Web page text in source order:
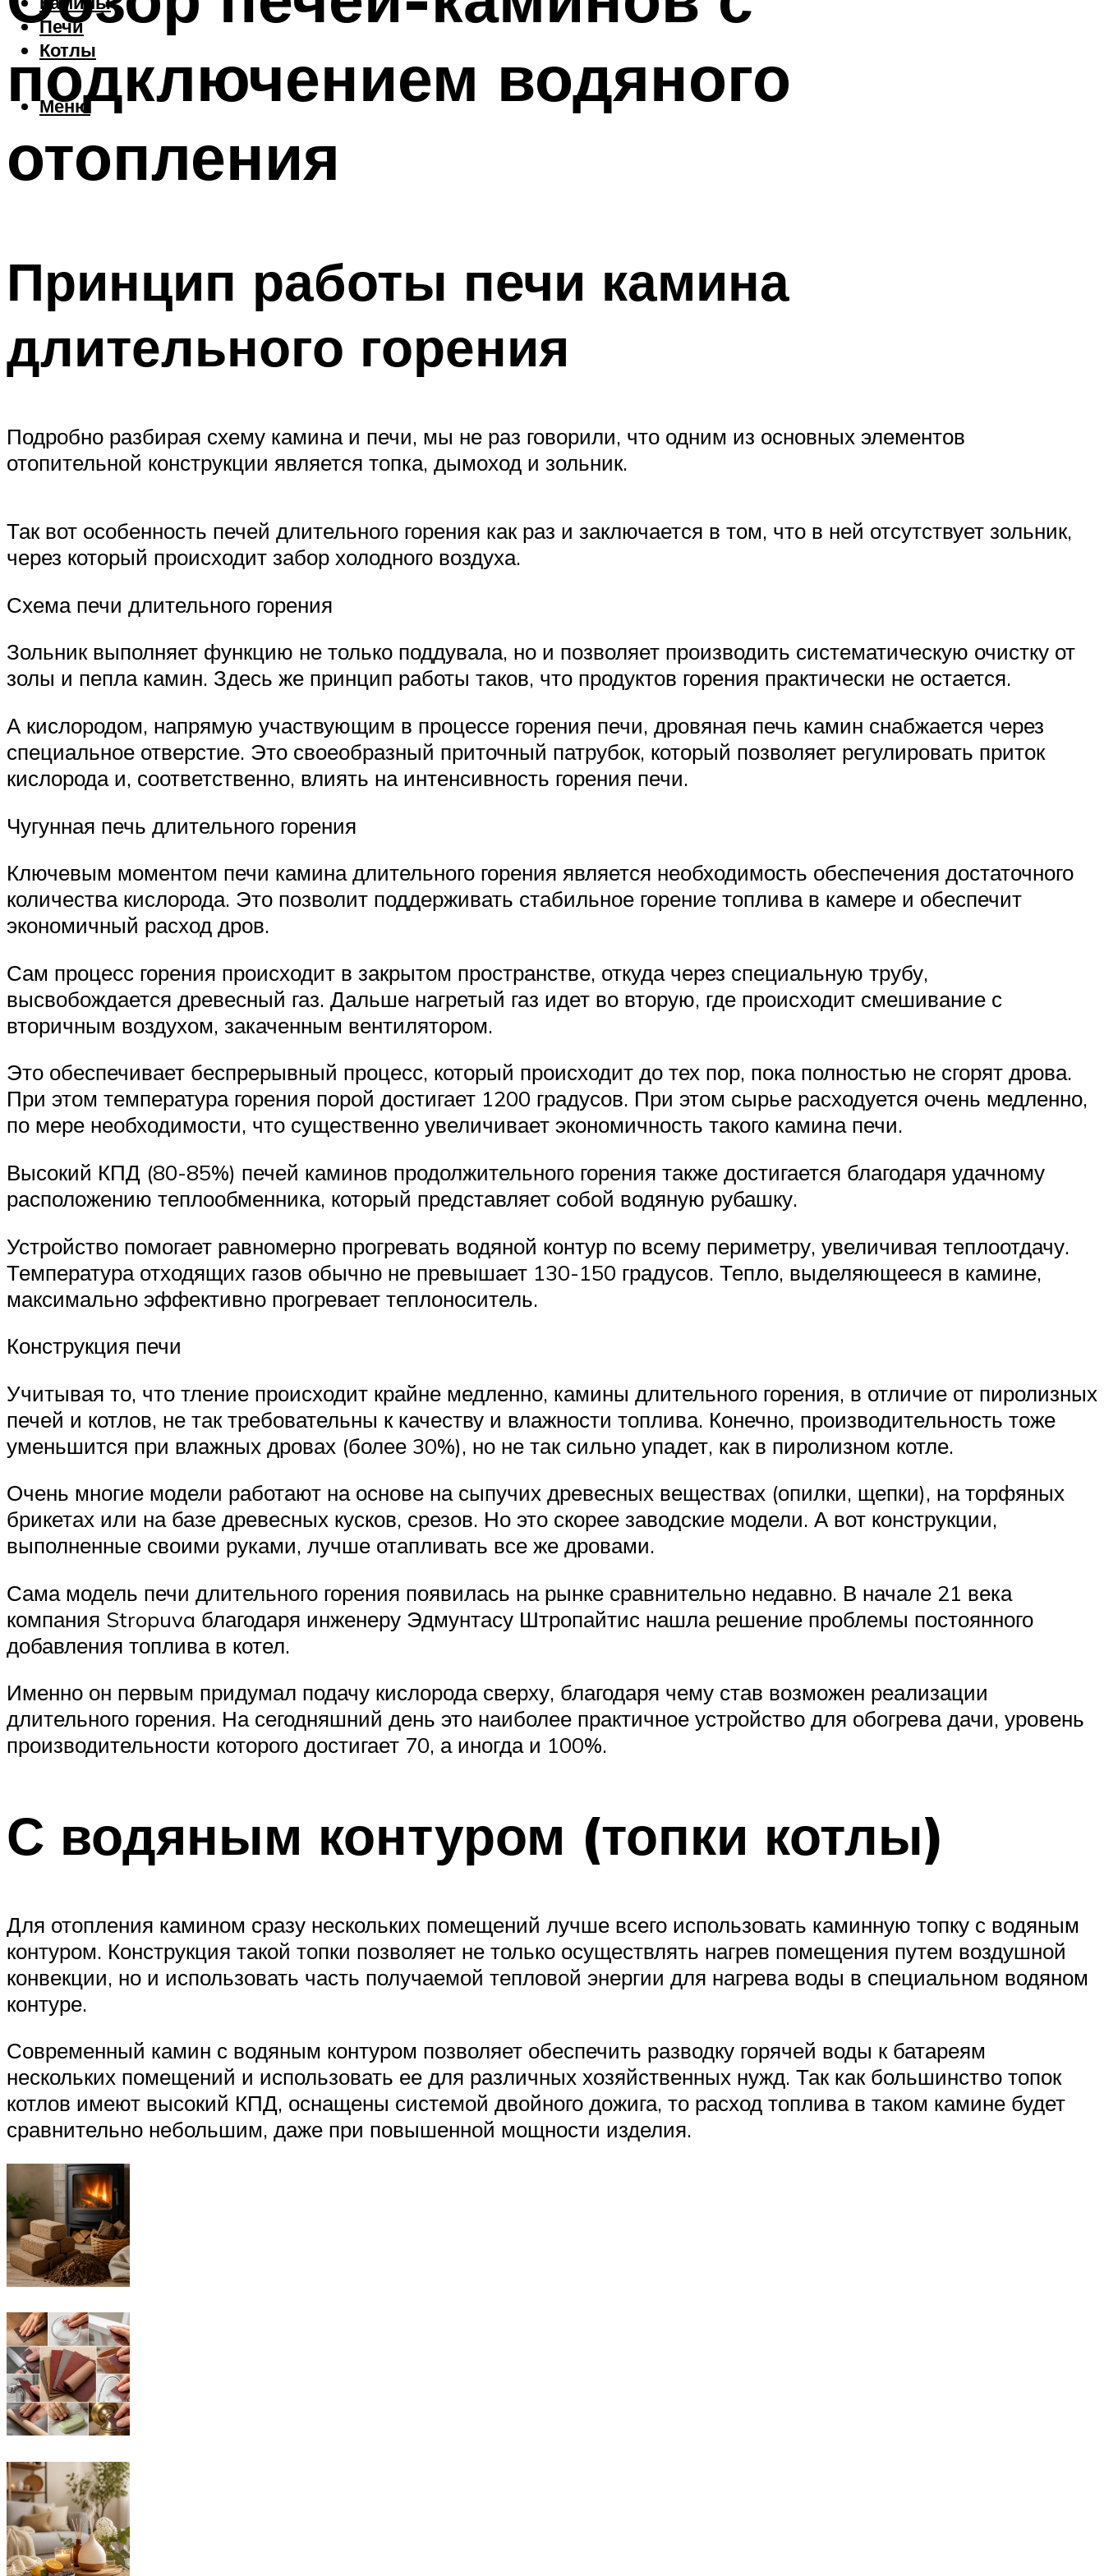
Печи
Котлы
Меню
подключением водяного
отопления
Принцип работы печи камина
длительного горения
Подробно разбирая схему камина и печи, мы не раз говорили, что одним из основных элементов
отопительной конструкции является топка, дымоход и зольник.
Так вот особенность печей длительного горения как раз и заключается в том, что в ней отсутствует зольник,
через который происходит забор холодного воздуха.
Схема печи длительного горения
Зольник выполняет функцию не только поддувала, но и позволяет производить систематическую очистку от
золы и пепла камин. Здесь же принцип работы таков, что продуктов горения практически не остается.
А кислородом, напрямую участвующим в процессе горения печи, дровяная печь камин снабжается через
специальное отверстие. Это своеобразный приточный патрубок, который позволяет регулировать приток
кислорода и, соответственно, влиять на интенсивность горения печи.
Чугунная печь длительного горения
Ключевым моментом печи камина длительного горения является необходимость обеспечения достаточного
количества кислорода. Это позволит поддерживать стабильное горение топлива в камере и обеспечит
экономичный расход дров.
Сам процесс горения происходит в закрытом пространстве, откуда через специальную трубу,
высвобождается древесный газ. Дальше нагретый газ идет во вторую, где происходит смешивание с
вторичным воздухом, закаченным вентилятором.
Это обеспечивает беспрерывный процесс, который происходит до тех пор, пока полностью не сгорят дрова.
При этом температура горения порой достигает 1200 градусов. При этом сырье расходуется очень медленно,
по мере необходимости, что существенно увеличивает экономичность такого камина печи.
Высокий КПД (80-85%) печей каминов продолжительного горения также достигается благодаря удачному
расположению теплообменника, который представляет собой водяную рубашку.
Устройство помогает равномерно прогревать водяной контур по всему периметру, увеличивая теплоотдачу.
Температура отходящих газов обычно не превышает 130-150 градусов. Тепло, выделяющееся в камине,
максимально эффективно прогревает теплоноситель.
Конструкция печи
Учитывая то, что тление происходит крайне медленно, камины длительного горения, в отличие от пиролизных
печей и котлов, не так требовательны к качеству и влажности топлива. Конечно, производительность тоже
уменьшится при влажных дровах (более 30%), но не так сильно упадет, как в пиролизном котле.
Очень многие модели работают на основе на сыпучих древесных веществах (опилки, щепки), на торфяных
брикетах или на базе древесных кусков, срезов. Но это скорее заводские модели. А вот конструкции,
выполненные своими руками, лучше отапливать все же дровами.
Сама модель печи длительного горения появилась на рынке сравнительно недавно. В начале 21 века
компания Stropuva благодаря инженеру Эдмунтасу Штропайтис нашла решение проблемы постоянного
добавления топлива в котел.
Именно он первым придумал подачу кислорода сверху, благодаря чему став возможен реализации
длительного горения. На сегодняшний день это наиболее практичное устройство для обогрева дачи, уровень
производительности которого достигает 70, а иногда и 100%.
С водяным контуром (топки котлы)
Для отопления камином сразу нескольких помещений лучше всего использовать каминную топку с водяным
контуром. Конструкция такой топки позволяет не только осуществлять нагрев помещения путем воздушной
конвекции, но и использовать часть получаемой тепловой энергии для нагрева воды в специальном водяном
контуре.
Современный камин с водяным контуром позволяет обеспечить разводку горячей воды к батареям
нескольких помещений и использовать ее для различных хозяйственных нужд. Так как большинство топок
котлов имеют высокий КПД, оснащены системой двойного дожига, то расход топлива в таком камине будет
сравнительно небольшим, даже при повышенной мощности изделия.